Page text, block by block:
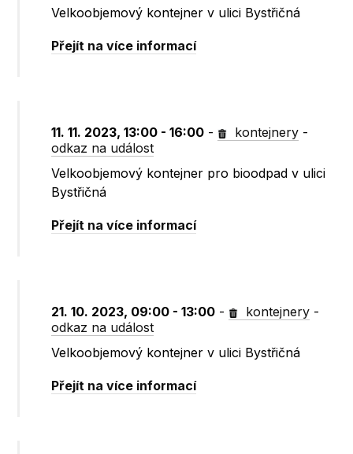
Velkoobjemový kontejner v ulici Bystřičná
Přejít na více informací
11. 11. 2023, 13:00 - 16:00 - kontejnery -
odkaz na událost
Velkoobjemový kontejner pro bioodpad v ulici
Bystřičná
Přejít na více informací
21. 10. 2023, 09:00 - 13:00 - kontejnery -
odkaz na událost
Velkoobjemový kontejner v ulici Bystřičná
Přejít na více informací